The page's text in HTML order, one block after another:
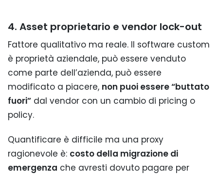
4. Asset proprietario e vendor lock-out
Fattore qualitativo ma reale. Il software custom
è proprietà aziendale, può essere venduto
come parte dell’azienda, può essere
modificato a piacere, non puoi essere “buttato
fuori” dal vendor con un cambio di pricing o
policy.
Quantificare è difficile ma una proxy
ragionevole è: costo della migrazione di
emergenza che avresti dovuto pagare per